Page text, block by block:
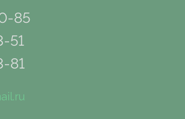
85
51
81